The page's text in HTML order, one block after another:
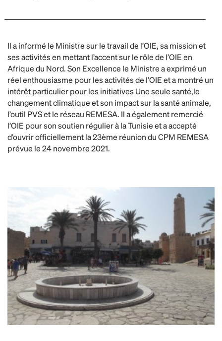
Il a informé le Ministre sur le travail de l’OIE, sa mission et
ses activités en mettant l’accent sur le rôle de l’OIE en
Afrique du Nord. Son Excellence le Ministre a exprimé un
réel enthousiasme pour les activités de l’OIE et a montré un
intérêt particulier pour les initiatives Une seule santé,le
changement climatique et son impact sur la santé animale,
l’outil PVS et le réseau REMESA. Il a également remercié
l’OIE pour son soutien régulier à la Tunisie et a accepté
d’ouvrir officiellement la 23ème réunion du CPM REMESA
prévue le 24 novembre 2021.